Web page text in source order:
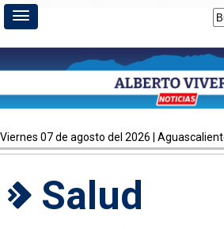
viernes 07 de agosto del 2026 |
Salud